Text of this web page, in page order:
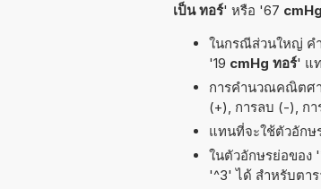
เป็น ทอร์' หรือ '67
ในกรณีส่วนใหญ่ ค
'19 cmHg ทอร์' แ
การคำนวณคณิตศา
(+), การลบ (-), ก
แทนที่จะใช้ตัวอักษ
ในตัวอักษรย่อของ
'^3' ได้ สำหรับตา